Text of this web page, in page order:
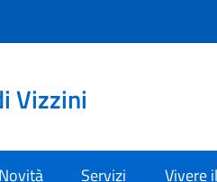
Vizzini
Novità Servizi Vivere